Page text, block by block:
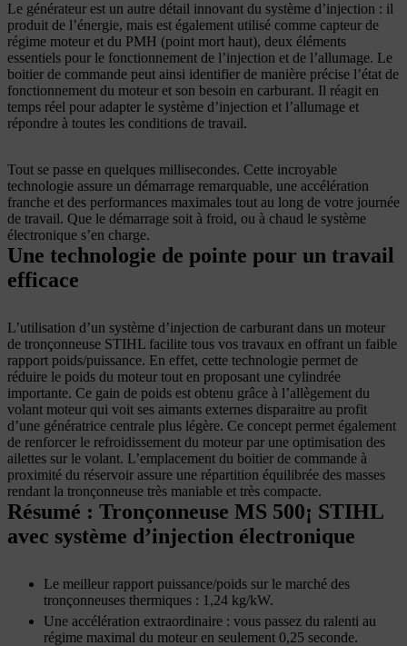
Le générateur est un autre détail innovant du système d’injection : il
produit de l’énergie, mais est également utilisé comme capteur de
régime moteur et du PMH (point mort haut), deux éléments
essentiels pour le fonctionnement de l’injection et de l’allumage. Le
boitier de commande peut ainsi identifier de manière précise l’état de
fonctionnement du moteur et son besoin en carburant. Il réagit en
temps réel pour adapter le système d’injection et l’allumage et
répondre à toutes les conditions de travail.
Tout se passe en quelques millisecondes. Cette incroyable
technologie assure un démarrage remarquable, une accélération
franche et des performances maximales tout au long de votre journée
de travail. Que le démarrage soit à froid, ou à chaud le système
électronique s’en charge.
Une technologie de pointe pour un travail
efficace
L’utilisation d’un système d’injection de carburant dans un moteur
de tronçonneuse STIHL facilite tous vos travaux en offrant un faible
rapport poids/puissance. En effet, cette technologie permet de
réduire le poids du moteur tout en proposant une cylindrée
importante. Ce gain de poids est obtenu grâce à l’allègement du
volant moteur qui voit ses aimants externes disparaitre au profit
d’une génératrice centrale plus légère. Ce concept permet également
de renforcer le refroidissement du moteur par une optimisation des
ailettes sur le volant. L’emplacement du boitier de commande à
proximité du réservoir assure une répartition équilibrée des masses
rendant la tronçonneuse très maniable et très compacte.
Résumé : Tronçonneuse MS 500¡ STIHL
avec système d’injection électronique
Le meilleur rapport puissance/poids sur le marché des
tronçonneuses thermiques : 1,24 kg/kW.
Une accélération extraordinaire : vous passez du ralenti au
régime maximal du moteur en seulement 0,25 seconde.